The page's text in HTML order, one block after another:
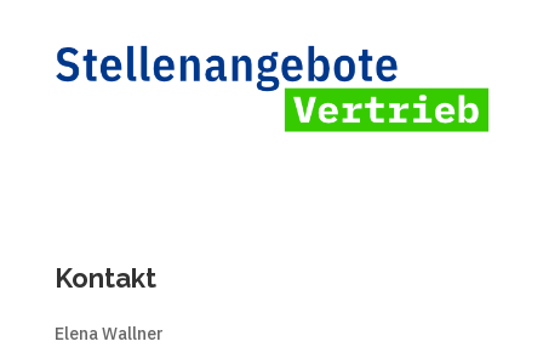
Kontakt
Elena Wallner